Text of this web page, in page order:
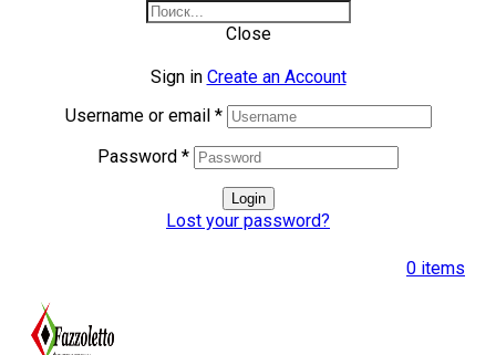
Close
Sign in Create an Account
Username or email *
Password *
Login
Lost your password?
0 items